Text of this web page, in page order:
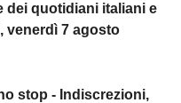
dei quotidiani italiani e
venerdì 7 agosto
stop - Indiscrezioni,